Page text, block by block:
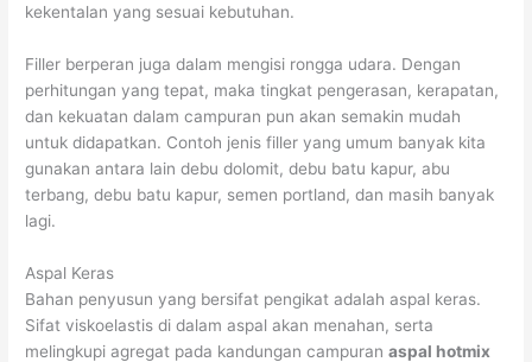
kekentalan yang sesuai kebutuhan.
Filler berperan juga dalam mengisi rongga udara. Dengan
perhitungan yang tepat, maka tingkat pengerasan, kerapatan,
dan kekuatan dalam campuran pun akan semakin mudah
untuk didapatkan. Contoh jenis filler yang umum banyak kita
gunakan antara lain debu dolomit, debu batu kapur, abu
terbang, debu batu kapur, semen portland, dan masih banyak
lagi.
Aspal Keras
Bahan penyusun yang bersifat pengikat adalah aspal keras.
Sifat viskoelastis di dalam aspal akan menahan, serta
melingkupi agregat pada kandungan campuranaspal hotmix